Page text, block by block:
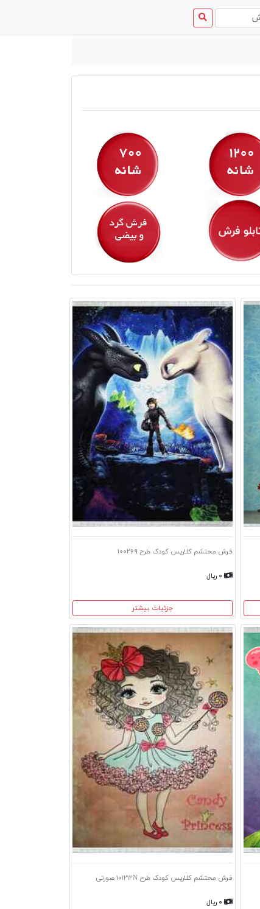
فرش محتشم کلاریس کودک طرح ۱۰۰۲۶۹
جزئیات بیشتر
فرش محتشم کلاریس کودک طرح ۱۰۱۲۱۲N صورتی